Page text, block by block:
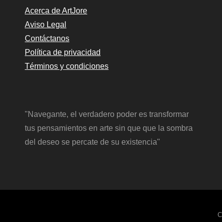
Acerca de ArtJore
Aviso Legal
Contáctanos
Política de privacidad
Términos y condiciones
"Navegante, el verdadero poder es transformar
tus pensamientos en arte sin que que la sombra
del deseo se percate de su existencia"